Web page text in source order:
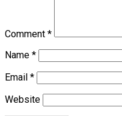
Comment *
Name *
Email *
Website